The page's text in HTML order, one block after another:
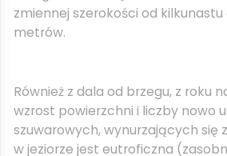
zmiennej szerokości od
metrów.
Również z dala od brzegu, z roku
wzrost powierzchni i liczby nowo
szuwarowych, wynurzających się
w jeziorze jest eutroficzna